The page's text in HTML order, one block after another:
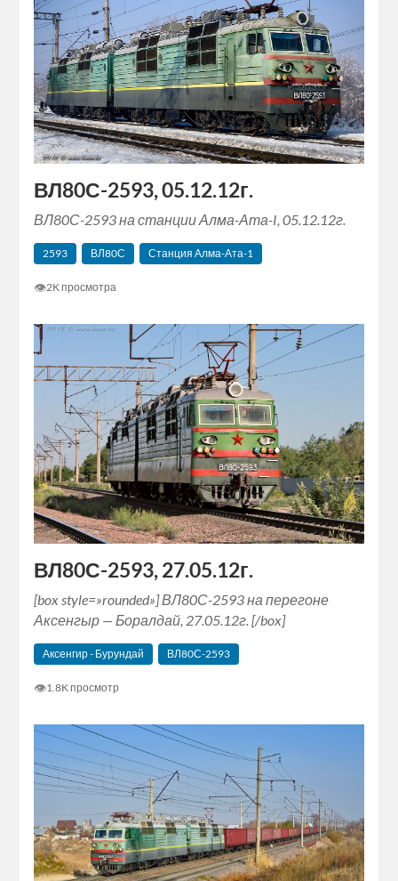
ВЛ80С-2593, 05.12.12г.
ВЛ80С-2593 на станции Алма-Ата-I, 05.12.12г.
2593 ВЛ80С Станция Алма-Ата-1
👁2K просмотра
ВЛ80С-2593, 27.05.12г.
[box style=»rounded»] ВЛ80С-2593 на перегоне
Аксенгыр — Боралдай, 27.05.12г. [/box]
Аксенгир - Бурундай ВЛ80С-2593
👁1.8K просмотр